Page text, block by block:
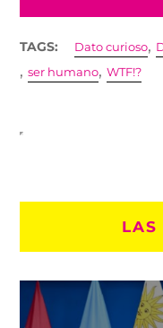
TAGS: Dato curioso,
,ser humano,WTF!?
LAS